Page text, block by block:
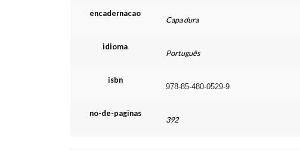
encadernacao
Capa dura
idioma
Português
isbn
978-85-480-0529-9
no-de-paginas
392